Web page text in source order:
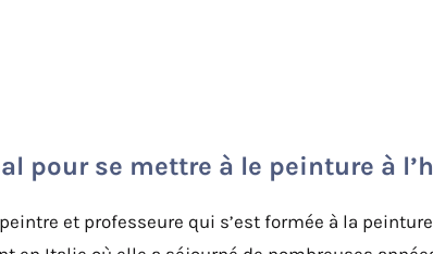
pour se mettre à le peinture à
et professeure qui s’est formée à la